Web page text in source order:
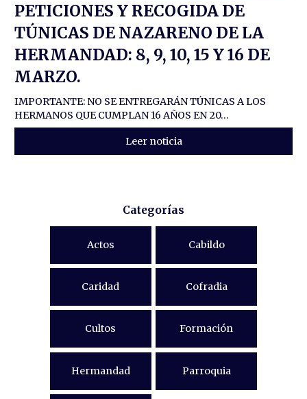
PETICIONES Y RECOGIDA DE
TÚNICAS DE NAZARENO DE LA
HERMANDAD: 8, 9, 10, 15 Y 16 DE
MARZO.
IMPORTANTE: NO SE ENTREGARÁN TÚNICAS A LOS
HERMANOS QUE CUMPLAN 16 AÑOS EN 20...
Leer noticia
Categorías
Actos Cabildo
Caridad Cofradia
Cultos Formación
Hermandad Parroquia